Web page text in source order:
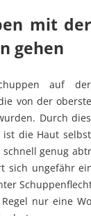
mit
gehen
auf
von der
Durch
ist die Haut
genug
sich ungefähr
nur eine